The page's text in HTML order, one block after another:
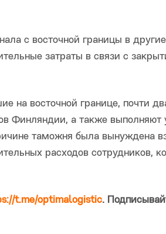
с восточной границы в
затраты в связи с
на восточной границе, почти
Финляндии, а также выполняют
таможня была вынуждена
расходов сотрудников,
t.me/optimalogistic.